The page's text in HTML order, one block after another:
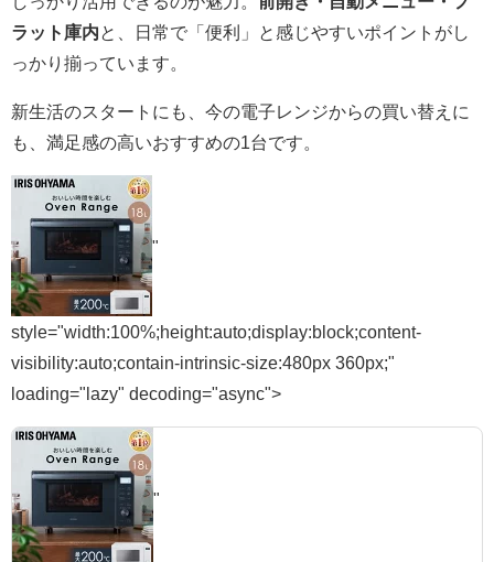
ラット庫内 と、日常で「便利」と感じやすいポイントがし
っかり揃っています。
新生活のスタートにも、今の電子レンジからの買い替えに
も、満足感の高いおすすめの1台です。
"
style="width:100%;height:auto;display:block;content-
visibility:auto;contain-intrinsic-size:480px 360px;"
loading="lazy" decoding="async">
"